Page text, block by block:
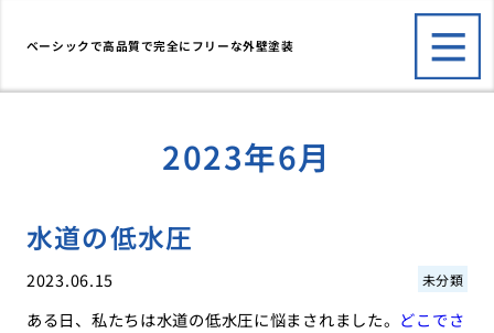
ベーシックで高品質で完全にフリーな外壁塗装
2023年6月
水道の低水圧
2023.06.15 未分類
ある日、私たちは水道の低水圧に悩まされました。 どこでさ